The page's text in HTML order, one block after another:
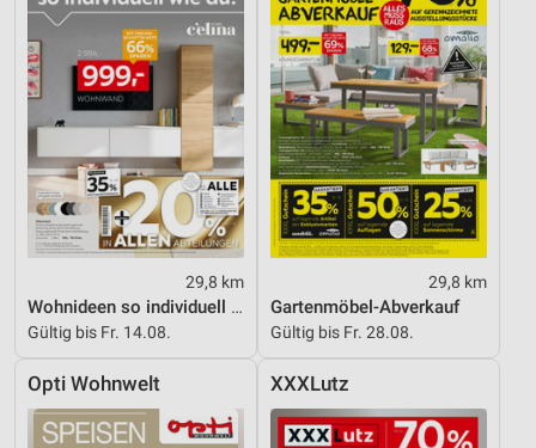
29,8 km
Wohnideen so individuell wie du!
Gültig bis Fr. 14.08.
29,8 km
Gartenmöbel-Abverkauf
Gültig bis Fr. 28.08.
Opti Wohnwelt XXXLutz